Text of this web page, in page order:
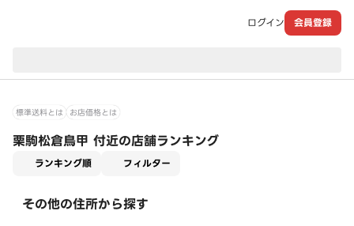
ログイン 会員登録
標準送料とは お店価格とは
栗駒松倉鳥甲 付近の店舗ランキング
ランキング順 フィルター
その他の住所から探す